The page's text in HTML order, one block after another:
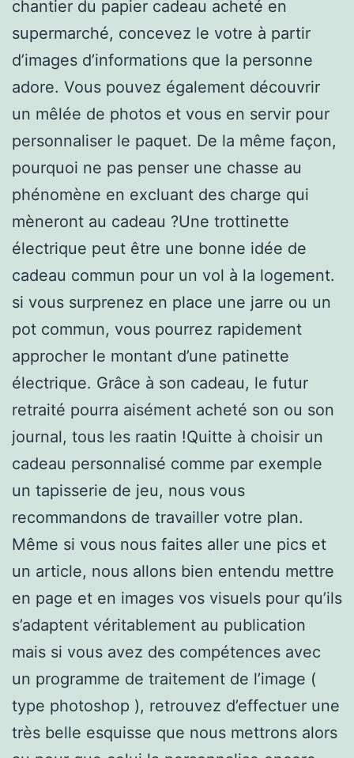
chantier du papier cadeau acheté en
supermarché, concevez le votre à partir
d’images d’informations que la personne
adore. Vous pouvez également découvrir
un mêlée de photos et vous en servir pour
personnaliser le paquet. De la même façon,
pourquoi ne pas penser une chasse au
phénomène en excluant des charge qui
mèneront au cadeau ?Une trottinette
électrique peut être une bonne idée de
cadeau commun pour un vol à la logement.
si vous surprenez en place une jarre ou un
pot commun, vous pourrez rapidement
approcher le montant d’une patinette
électrique. Grâce à son cadeau, le futur
retraité pourra aisément acheté son ou son
journal, tous les raatin !Quitte à choisir un
cadeau personnalisé comme par exemple
un tapisserie de jeu, nous vous
recommandons de travailler votre plan.
Même si vous nous faites aller une pics et
un article, nous allons bien entendu mettre
en page et en images vos visuels pour qu’ils
s’adaptent véritablement au publication
mais si vous avez des compétences avec
un programme de traitement de l’image (
type photoshop ), retrouvez d’effectuer une
très belle esquisse que nous mettrons alors